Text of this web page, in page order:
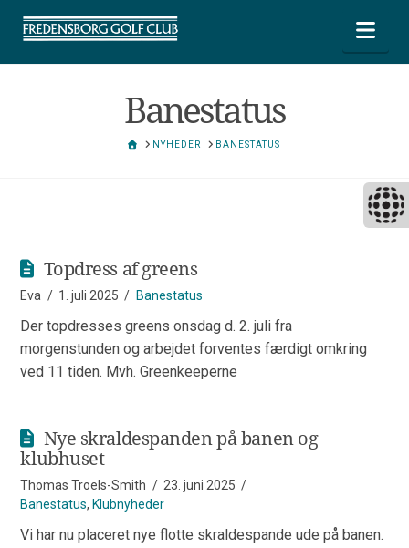
Banestatus
HOMENYHEDER BANESTATUS
Topdress af greens
Eva 1. juli 2025 Banestatus
Der topdresses greens onsdag d. 2. juli fra
morgenstunden og arbejdet forventes færdigt omkring
ved 11 tiden. Mvh. Greenkeeperne
Nye skraldespanden på banen og
klubhuset
Thomas Troels-Smith
23. juni 2025
Banestatus, Klubnyheder
Vi har nu placeret nye flotte skraldespande ude på banen.